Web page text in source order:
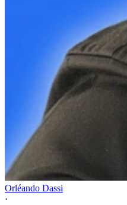
Orléando Dassi
·